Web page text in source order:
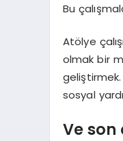
Bu
Atölye
olmak bir
sosyal
Ve